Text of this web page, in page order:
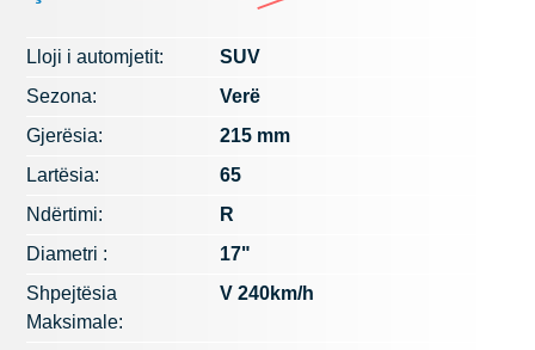
Lloji i automjetit:
SUV
Sezona:
Verë
Gjerësia:
215 mm
Lartësia:
65
Ndërtimi:
R
Diametri :
17"
Shpejtësia
Maksimale:
V 240km/h